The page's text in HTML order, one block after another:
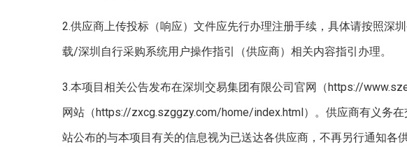
2.供应商上传投标（响应）文件应先行办理注册手续，具体请按照深
载/深圳自行采购系统用户操作指引（供应商）相关内容指引办理。
3.本项目相关公告发布在深圳交易集团有限公司官网（https://
网站（https://zxcg.szggzy.com/home/index.html）。供应商有义务
站公布的与本项目有关的信息视为已送达各供应商，不再另行通知各供